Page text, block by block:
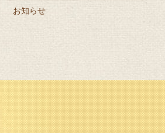
お知らせ